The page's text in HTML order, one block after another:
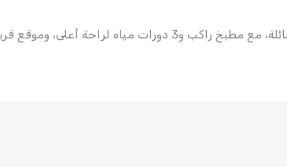
أعلى، وموقع قريب من الخدمات.